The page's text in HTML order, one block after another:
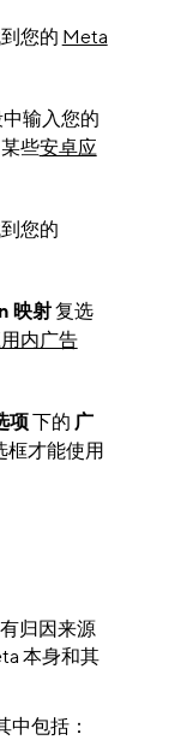
您的Meta
输入您的
些安卓应
您的
映射​ 复选
内广告
项​ 下的广
框才能使用
归因来源
本身和其
包括：